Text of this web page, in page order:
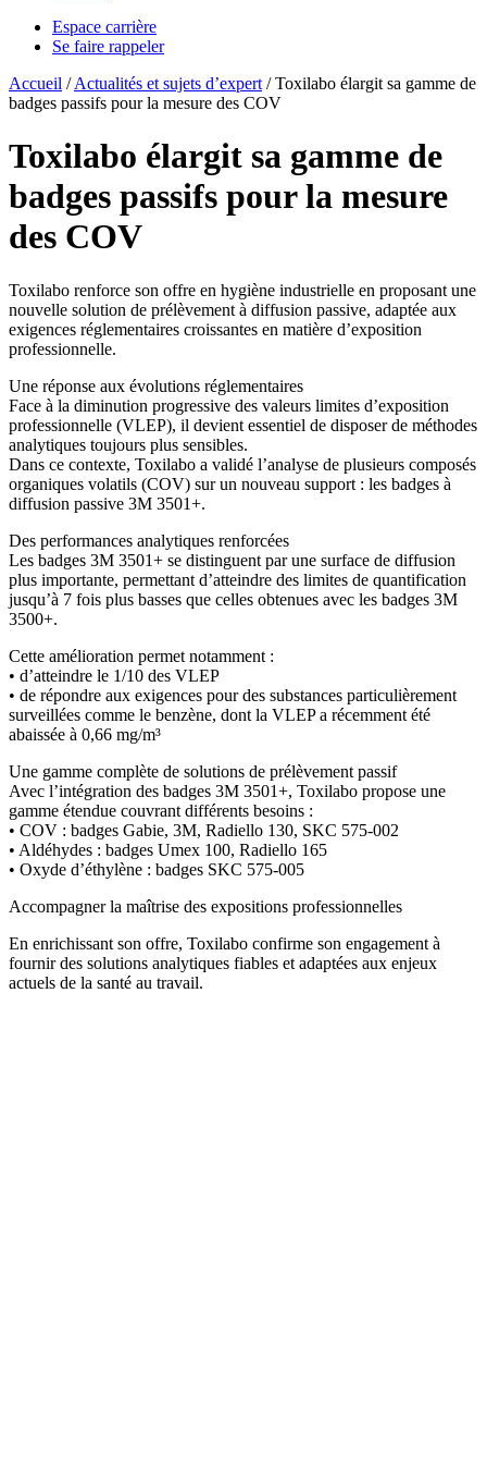
Espace carrière
Se faire rappeler
Accueil /Actualités et sujets d’expert /Toxilabo élargit sa gamme de
badges passifs pour la mesure des COV
Toxilabo élargit sa gamme de
badges passifs pour la mesure
des COV
Toxilabo renforce son offre en hygiène industrielle en proposant une
nouvelle solution de prélèvement à diffusion passive, adaptée aux
exigences réglementaires croissantes en matière d’exposition
professionnelle.
Une réponse aux évolutions réglementaires
Face à la diminution progressive des valeurs limites d’exposition
professionnelle (VLEP), il devient essentiel de disposer de méthodes
analytiques toujours plus sensibles.
Dans ce contexte, Toxilabo a validé l’analyse de plusieurs composés
organiques volatils (COV) sur un nouveau support : les badges à
diffusion passive 3M 3501+.
Des performances analytiques renforcées
Les badges 3M 3501+ se distinguent par une surface de diffusion
plus importante, permettant d’atteindre des limites de quantification
jusqu’à 7 fois plus basses que celles obtenues avec les badges 3M
3500+.
Cette amélioration permet notamment :
• d’atteindre le 1/10 des VLEP
• de répondre aux exigences pour des substances particulièrement
surveillées comme le benzène, dont la VLEP a récemment été
abaissée à 0,66 mg/m³
Une gamme complète de solutions de prélèvement passif
Avec l’intégration des badges 3M 3501+, Toxilabo propose une
gamme étendue couvrant différents besoins :
• COV : badges Gabie, 3M, Radiello 130, SKC 575-002
• Aldéhydes : badges Umex 100, Radiello 165
• Oxyde d’éthylène : badges SKC 575-005
Accompagner la maîtrise des expositions professionnelles
En enrichissant son offre, Toxilabo confirme son engagement à
fournir des solutions analytiques fiables et adaptées aux enjeux
actuels de la santé au travail.